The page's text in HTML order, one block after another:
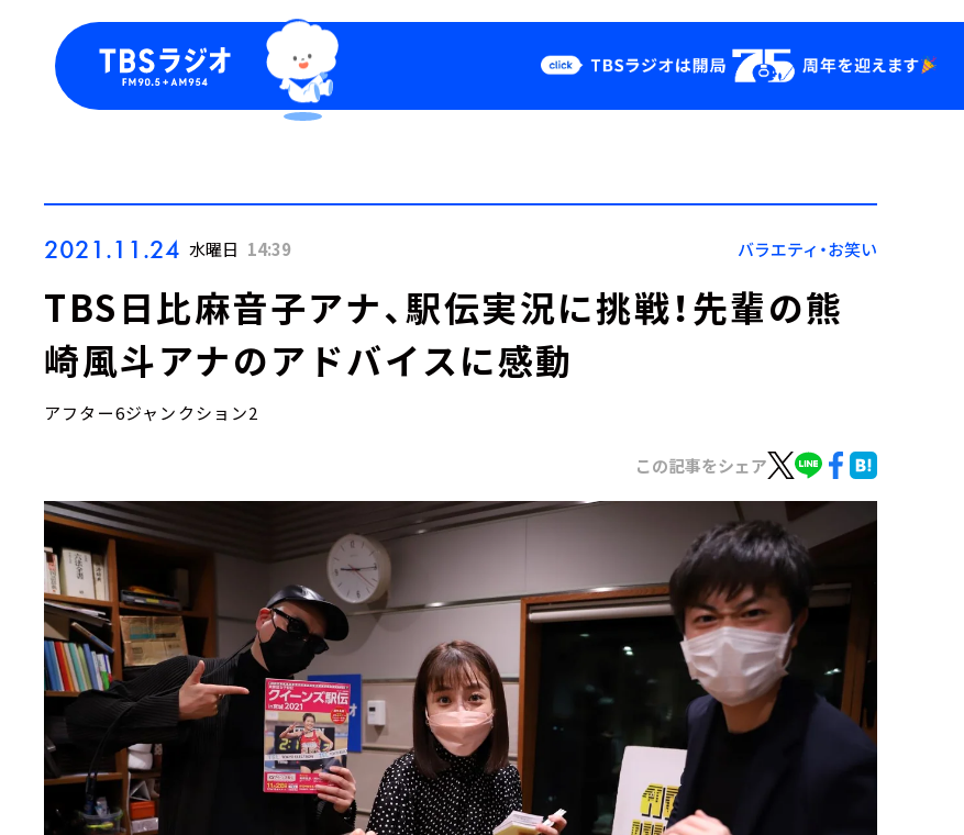
Podcast
YouTube
会社情報
2021.11.24 水曜日 14:39 バラエティ・お笑い
TBS日比麻音子アナ、駅伝実況に挑戦！先輩の熊
崎風斗アナのアドバイスに感動
アフター6ジャンクション2
この記事をシェア